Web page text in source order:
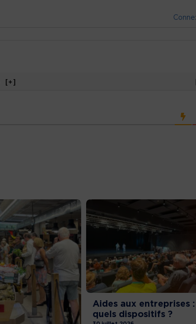
[+]
Aides aux entreprises :
quels dispositifs ?